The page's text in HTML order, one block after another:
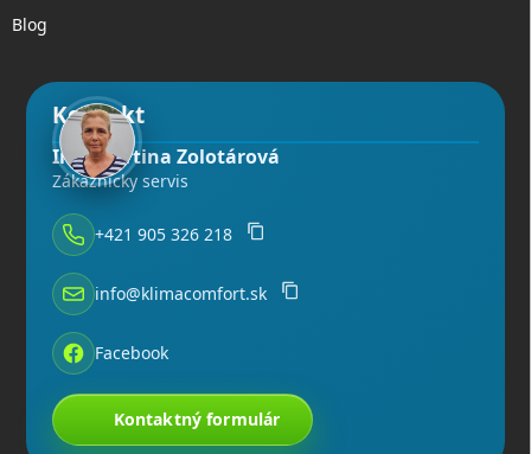
Blog
Kontakt
Ing. Martina Zolotárová
Zákaznícky servis
+421 905 326 218
info@klimacomfort.sk
Facebook
Kontaktný formulár